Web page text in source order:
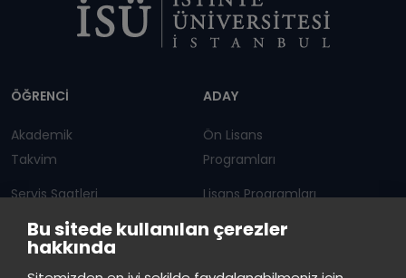
Bu sitede kullanılan çerezler
hakkında
ÖĞRENCİ
Akademik
Takvim
Servis Saatleri
Duyurular
ADAY
Ön Lisans
Programları
Lisans Programları
Lisansüstü